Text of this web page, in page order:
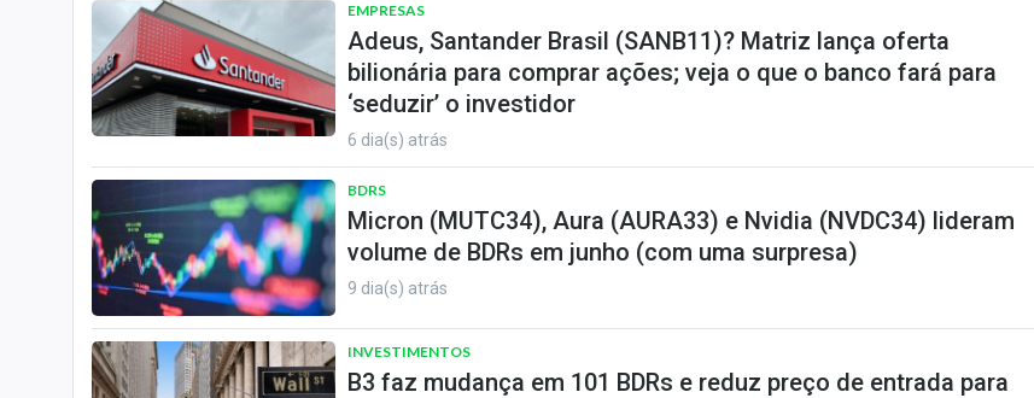
EMPRESAS
Adeus, Santander Brasil (SANB11)? Matriz lança oferta
bilionária para comprar ações; veja o que o banco fará para
‘seduzir’ o investidor
6 dia(s) atrás
BDRS
Micron (MUTC34), Aura (AURA33) e Nvidia (NVDC34) lideram
volume de BDRs em junho (com uma surpresa)
9 dia(s) atrás
INVESTIMENTOS
B3 faz mudança em 101 BDRs e reduz preço de entrada para